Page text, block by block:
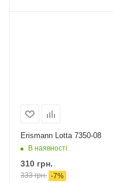
Erismann Lotta 7350-08
В наявності
310 грн.
333грн. -7%